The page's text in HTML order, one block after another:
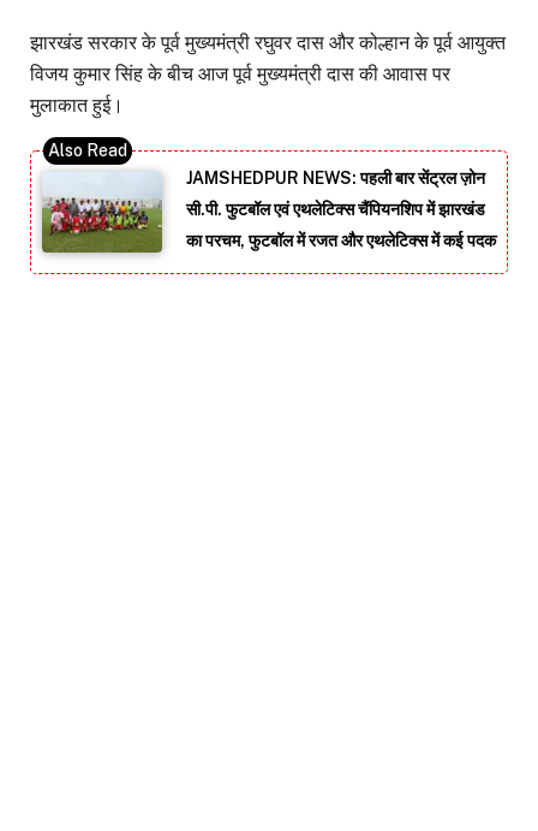
झारखंड सरकार के पूर्व मुख्यमंत्री रघुवर दास और कोल्हान के पूर्व आयुक्त
विजय कुमार सिंह के बीच आज पूर्व मुख्यमंत्री दास की आवास पर
मुलाकात हुई।
JAMSHEDPUR NEWS: पहली बार सेंट्रल ज़ोन
सी.पी. फुटबॉल एवं एथलेटिक्स चैंपियनशिप में झारखंड
का परचम, फुटबॉल में रजत और एथलेटिक्स में कई पदक